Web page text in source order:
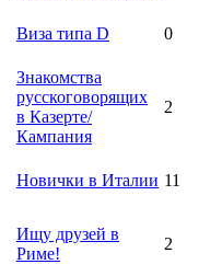
Виза типа D 0
Знакомства
русскоговорящих
в Казерте/
Кампания
2
Новички в Италии 11
Ищу друзей в
Риме!
2